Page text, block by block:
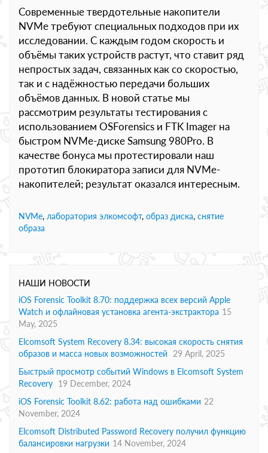
Современные твердотельные накопители
NVMe требуют специальных подходов при их
исследовании. С каждым годом скорость и
объёмы таких устройств растут, что ставит ряд
непростых задач, связанных как со скоростью,
так и с надёжностью передачи больших
объёмов данных. В новой статье мы
рассмотрим результаты тестирования с
использованием OSForensics и FTK Imager на
быстром NVMe-диске Samsung 980Pro. В
качестве бонуса мы протестировали наш
прототип блокиратора записи для NVMe-
накопителей; результат оказался интересным.
NVMe, лаборатория элкомсофт, образ диска, снятие
образа
НАШИ НОВОСТИ
iOS Forensic Toolkit 8.70: поддержка всех версий Apple
Watch и офлайновая установка агента-экстрактора 15
May, 2025
Elcomsoft System Recovery 8.34: высокая скорость снятия
образов и масса новых возможностей
29 April, 2025
Быстрый просмотр событий Windows в Elcomsoft System
Recovery 19 December, 2024
iOS Forensic Toolkit 8.62: работа над ошибками 22
November, 2024
Elcomsoft Distributed Password Recovery получил функцию
балансировки нагрузки 14 November, 2024